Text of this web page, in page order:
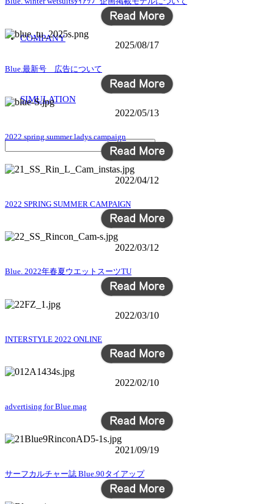
COMPANY
SIMULATION
2025/08/17
Blue.最新号 広告について
2022/05/13
2022 spring summer ladys campaign
2022/04/12
2022 SPRING SUMMER CAMPAIGN
2022/03/12
Blue. 2022年春夏ウエットスーツTU
2022/03/10
INTERSTYLE 2022 ONLINE
2022/02/10
advertising for Blue.mag
2021/09/19
サーフカルチャー誌 Blue.90タイアップ